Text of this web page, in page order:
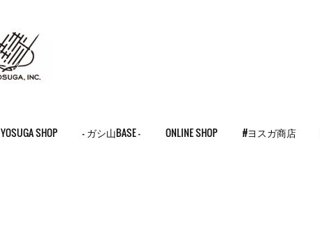
YOSUGA SHOP - ガシ山BASE - ONLINE SHOP #ヨスガ商店